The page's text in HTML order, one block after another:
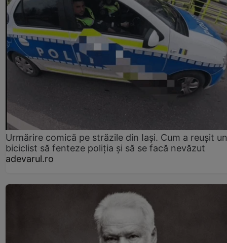
Urmărire comică pe străzile din Iași. Cum a reușit un
biciclist să fenteze poliția și să se facă nevăzut
adevarul.ro